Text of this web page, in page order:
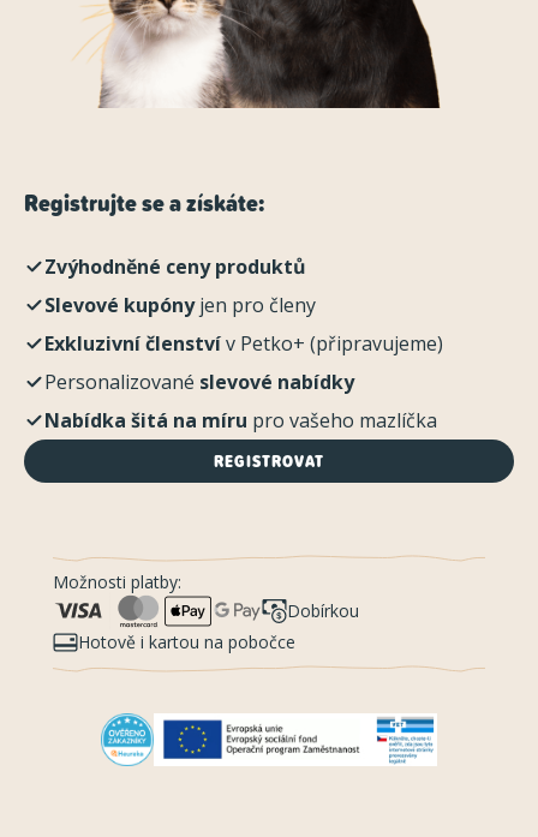
Registrujte se a získáte:
Zvýhodněné ceny produktů
Slevové kupónyjen pro členy
Exkluzivní členstvív Petko+ (připravujeme)
Personalizované slevové nabídky
Nabídka šitá na míru pro vašeho mazlíčka
REGISTROVAT
Možnosti platby:
Dobírkou
Hotově i kartou na pobočce